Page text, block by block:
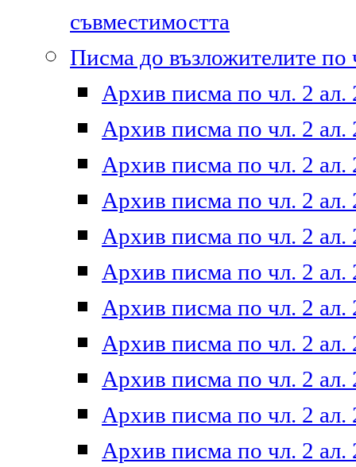
съвместимостта
Писма до възложителите по
Архив писма по чл. 2 ал.
Архив писма по чл. 2 ал.
Архив писма по чл. 2 ал.
Архив писма по чл. 2 ал.
Архив писма по чл. 2 ал.
Архив писма по чл. 2 ал.
Архив писма по чл. 2 ал.
Архив писма по чл. 2 ал.
Архив писма по чл. 2 ал.
Архив писма по чл. 2 ал.
Архив писма по чл. 2 ал.